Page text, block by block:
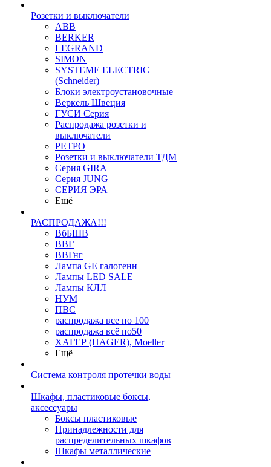
Розетки и выключатели
ABB
BERKER
LEGRAND
SIMON
SYSTEME ELECTRIC
(Schneider)
Блоки электроустановочные
Веркель Швеция
ГУСИ Серия
Распродажа розетки и
выключатели
РЕТРО
Розетки и выключатели ТДМ
Серия GIRA
Серия JUNG
СЕРИЯ ЭРА
Ещё
РАСПРОДАЖА!!!
ВбБШВ
ВВГ
ВВГнг
Лампа GE галогенн
Лампы LED SALE
Лампы КЛЛ
НУМ
ПВС
распродажа все по 100
распродажа всё по50
ХАГЕР (HAGER), Moeller
Ещё
Система контроля протечки воды
Шкафы, пластиковые боксы,
аксессуары
Боксы пластиковые
Принадлежности для
распределительных шкафов
Шкафы металлические